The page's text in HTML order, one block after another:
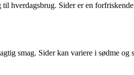
hverdagsbrug. Sider er en
smag. Sider kan variere i sødme og